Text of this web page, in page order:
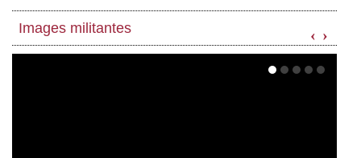
Images militantes ‹ ›